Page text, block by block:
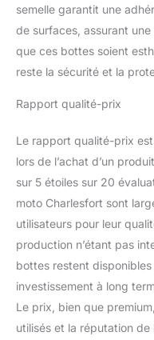
semelle garantit une
de surfaces, assurant
que ces bottes soient
reste la sécurité et la
Rapport qualité-prix
Le rapport qualité-prix
lors de l’achat d’un
sur 5 étoiles sur 20
moto Charlesfort sont
utilisateurs pour leur
production n’étant pas
bottes restent
investissement à long
Le prix, bien que
utilisés et la réputation de